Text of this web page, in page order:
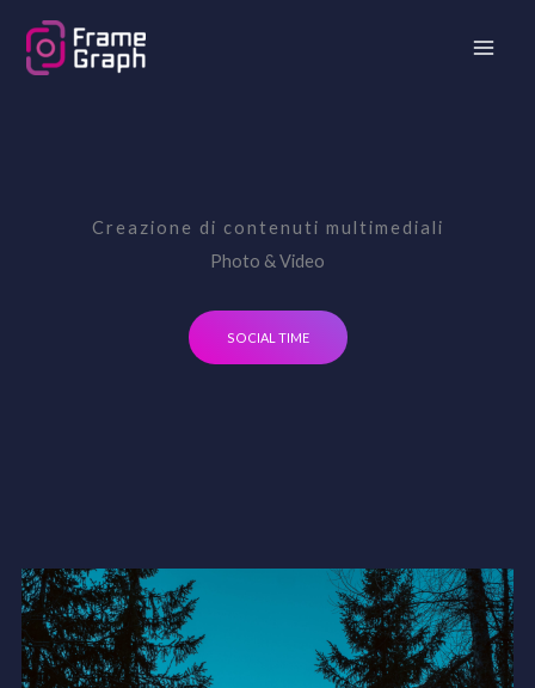
content
Creazione di contenuti multimediali
Photo & Video
SOCIAL TIME